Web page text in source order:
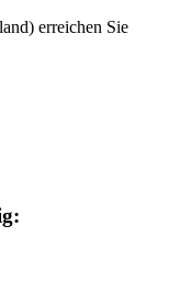
erreichen Sie